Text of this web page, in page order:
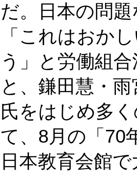
だ。日本の問
「これはおか
う」と労働組
と、鎌田慧・
氏をはじめ多
て、8月の「70
日本教育会館